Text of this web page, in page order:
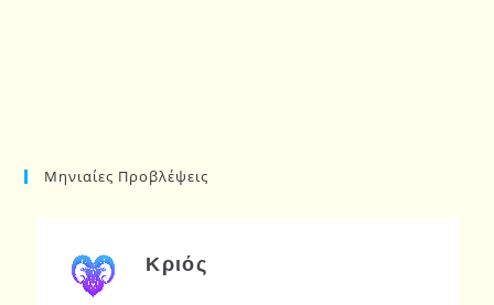
Μηνιαίες Προβλέψεις
Κριός